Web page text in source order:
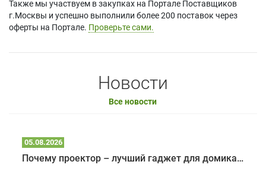
Также мы участвуем в закупках на Портале Поставщиков
г.Москвы и успешно выполнили более 200 поставок через
оферты на Портале. Проверьте сами.
Новости
Все новости
05.08.2026
Почему проектор – лучший гаджет для домика в глэмпинге